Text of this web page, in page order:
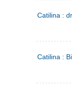
Catilina :
Catilina :